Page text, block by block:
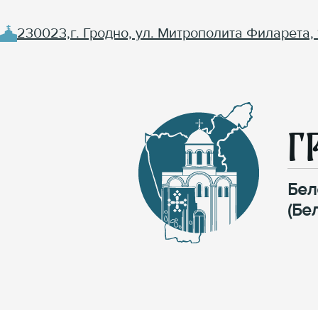
230023,г. Гродно, ул. Митрополита Филарета,